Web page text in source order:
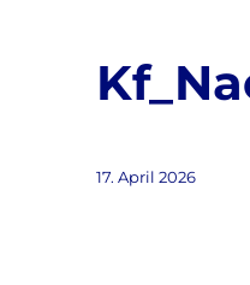
Veröffentlicht
17. April 2026